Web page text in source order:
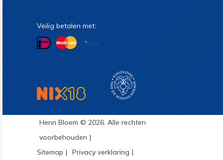
Veilig betalen met:
Henri Bloem © 2026. Alle rechten
voorbehouden
Sitemap
Privacy verklaring